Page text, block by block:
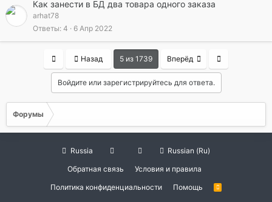
Как занести в БД два товара одного заказа
arhat78
Ответы 4 6 Апр 2022
Назад 5 из 1739 Вперёд
Войдите или зарегистрируйтесь для ответа.
Форумы
Russia
Russian (Ru)
Обратная связь
Условия и правила
Политика конфиденциальности
Помощь
R